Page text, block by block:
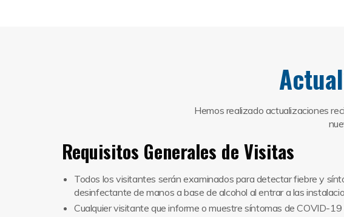
Hemos realizado actualizaciones
Requisitos Generales de Visitas
Todos los visitantes serán examinados para detectar fiebre y
desinfectante de manos a base de alcohol al entrar a las
Cualquier visitante que informe o muestre síntomas de COVID-19